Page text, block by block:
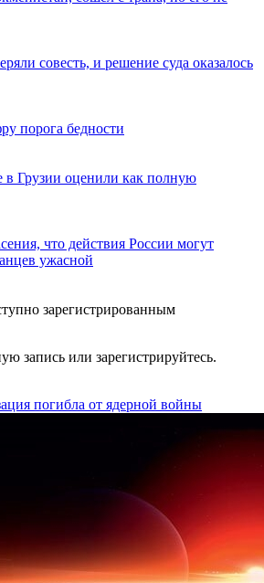
совесть, и решение суда оказалось
порога бедности
Грузии оценили как полную
что действия России могут
ужасной
зарегистрированным
запись или зарегистрируйтесь.
погибла от ядерной войны